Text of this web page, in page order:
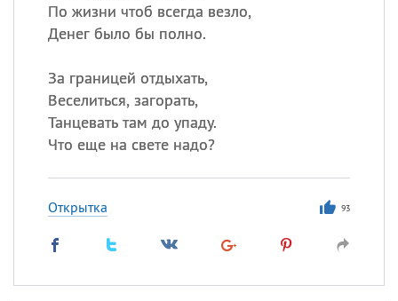
По жизни чтоб всегда везло,
Денег было бы полно.
За границей отдыхать,
Веселиться, загорать,
Танцевать там до упаду.
Что еще на свете надо?
Открытка 93